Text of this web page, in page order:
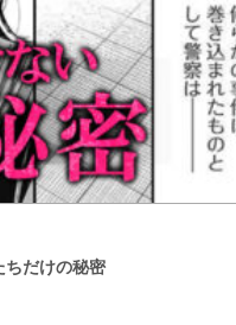
ちだけの秘密